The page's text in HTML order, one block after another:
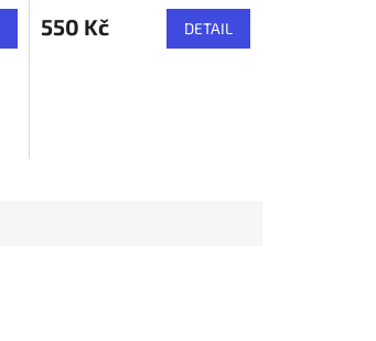
550 Kč DETAIL